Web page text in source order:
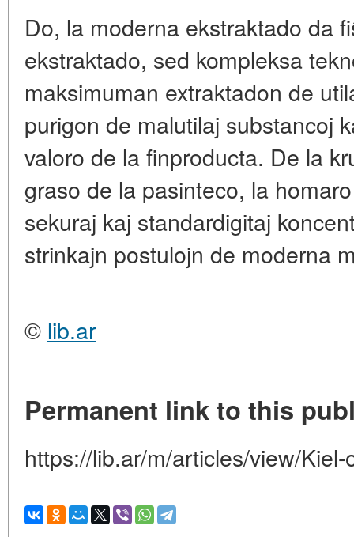
Do, la moderna ekstraktado da
ekstraktado, sed kompleksa
maksimuman extraktadon de
purigon de malutilaj substancoj
valoro de la finproducta. De la
graso de la pasinteco, la
sekuraj kaj standardigitaj
strinkajn postulojn de moderna
© lib.ar
Permanent link to this
https://lib.ar/m/articles/view/